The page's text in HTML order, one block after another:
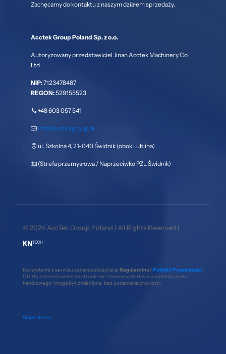
Zachęcamy do kontaktu z naszym działem sprzedaży.
Acctek Group Poland Sp. z o.o.
Autoryzowany przedstawiciel Jinan Acctek Machinery Co.
Ltd
NIP:7123478487
REGON:529155523
+48 603 057 541
info@acctekgroup.pl
ul. Szkolna 4, 21-040 Świdnik (obok Lublina)
(Strefa przemysłowa / Naprzeciwko PZL Świdnik)
© 2024 AccTek Group Poland | All Rights Reserved |
Korzystanie z serwisu oznacza akceptacje Regulaminu i Polityki Prywatności
Oferty prezentowane na stronie nie stanowią ofert w rozumieniu prawa
handlowego i mogą być zmienione bez podawania przyczyn.
Mapa strony